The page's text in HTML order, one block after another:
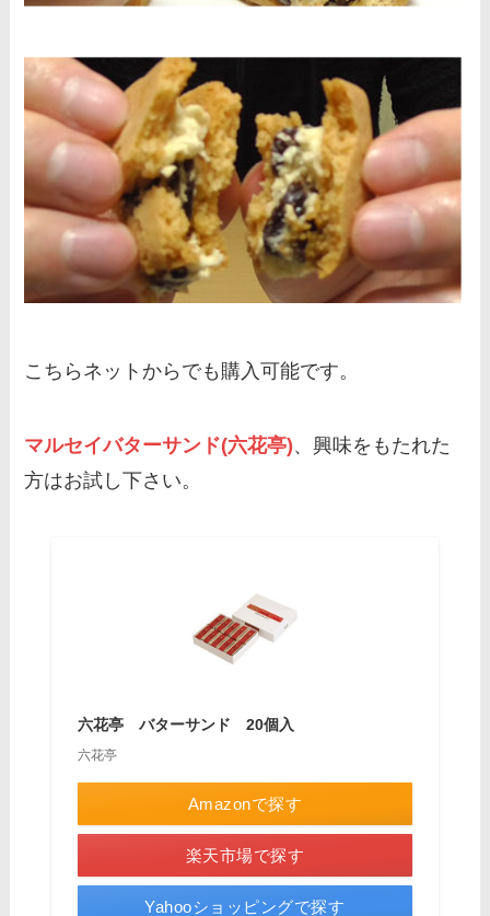
こちらネットからでも購入可能です。
マルセイバターサンド(六花亭)、興味をもたれた
方はお試し下さい。
六花亭 バターサンド 20個入
六花亭
Amazonで探す
楽天市場で探す
Yahooショッピングで探す